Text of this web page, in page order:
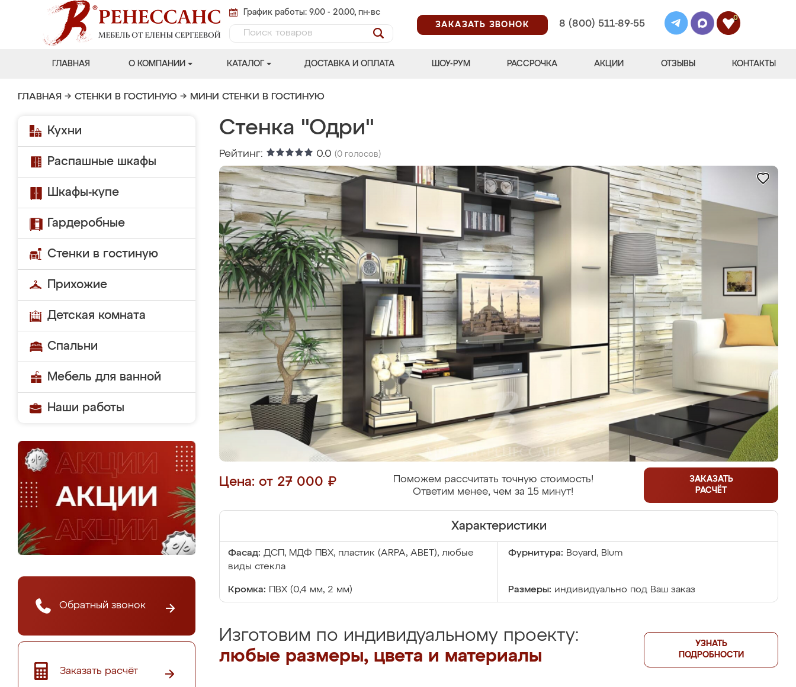
График работы: 9.00 - 20.00, пн-вс
ЗАКАЗАТЬ ЗВОНОК
8 (800) 511-89-55
0
ГЛАВНАЯ О КОМПАНИИ КАТАЛОГ ДОСТАВКА И ОПЛАТА ШОУ-РУМ РАССРОЧКА АКЦИИ ОТЗЫВЫ КОНТАКТЫ
ГЛАВНАЯ → СТЕНКИ В ГОСТИНУЮ → МИНИ СТЕНКИ В ГОСТИНУЮ
Кухни
Распашные шкафы
Шкафы-купе
Гардеробные
Стенки в гостиную
Прихожие
Детская комната
Спальни
Мебель для ванной
Наши работы
Обратный звонок
Заказать расчёт
Стенка "Одри"
Рейтинг: 0.0 (0 голосов)
Цена: от 27 000 ₽
Поможем рассчитать точную стоимость!
Ответим менее, чем за 15 минут!
ЗАКАЗАТЬ
РАСЧЁТ
Характеристики
Фасад: ДСП, МДФ ПВХ, пластик (ARPA, ABET), любые
виды стекла
Фурнитура: Boyard, Blum
Кромка: ПВХ (0,4 мм, 2 мм) Размеры: индивидуально под Ваш заказ
Изготовим по индивидуальному проекту:
любые размеры, цвета и материалы
УЗНАТЬ
ПОДРОБНОСТИ